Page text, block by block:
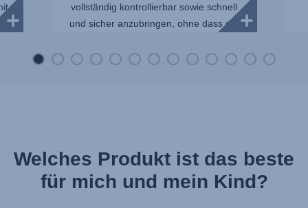
vollständig kontrollierbar sowie schnell
und sicher anzubringen, ohne dass die
Welches Produkt ist das beste
für mich und mein Kind?